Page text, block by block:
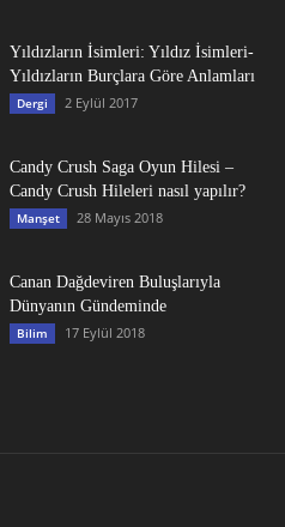
Yıldızların İsimleri: Yıldız İsimleri-
Yıldızların Burçlara Göre Anlamları
Dergi 2 Eylül 2017
Candy Crush Saga Oyun Hilesi –
Candy Crush Hileleri nasıl yapılır?
Manşet 28 Mayıs 2018
Canan Dağdeviren Buluşlarıyla
Dünyanın Gündeminde
Bilim 17 Eylül 2018